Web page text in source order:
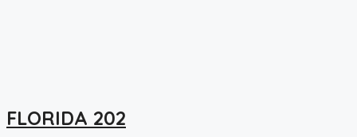
FLORIDA 202